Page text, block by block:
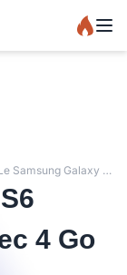
Le Samsung Galaxy S6 pourrait être livré avec 4 Go de RAM
4 Go